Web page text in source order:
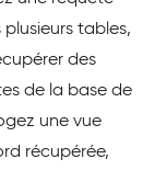
tables,
des
de la base de
une vue
récupérée,